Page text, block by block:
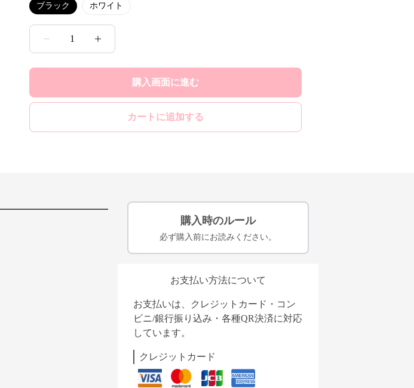
ブラック ホワイト
1
購入画面に進む
カートに追加する
購入時のルール
必ず購入前にお読みください。
お支払い方法について
お支払いは、クレジットカード・コン
ビニ/銀行振り込み・各種QR決済に対応
しています。
クレジットカード